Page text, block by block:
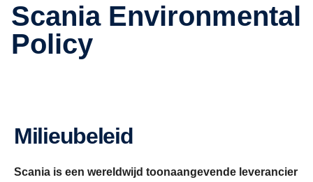
Scania Environmental
Policy
Milieubeleid
Scania is een wereldwijd toonaangevende leverancier